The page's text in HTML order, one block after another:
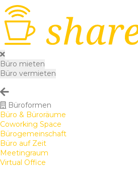
Büro mieten
Büro vermieten
Büroformen
Büro & Büroräume
Coworking Space
Bürogemeinschaft
Büro auf Zeit
Meetingraum
Virtual Office